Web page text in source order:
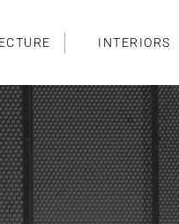
INTERIORS